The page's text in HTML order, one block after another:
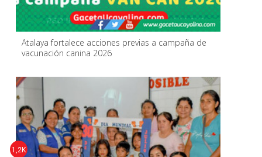
Atalaya fortalece acciones previas a campaña de
vacunación canina 2026
1,2K